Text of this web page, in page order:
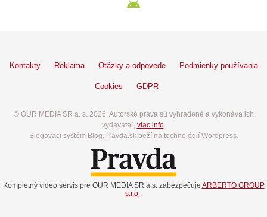
Kontakty Reklama Otázky a odpovede Podmienky používania
Cookies GDPR
© OUR MEDIA SR a. s. 2026. Autorské práva sú vyhradené a vykonáva ich
vydavateľ, viac info.
Blogovací systém Blog.Pravda.sk beží na technológií Wordpress.
Kompletný video servis pre OUR MEDIA SR a.s. zabezpečuje ARBERTO GROUP
s.r.o..